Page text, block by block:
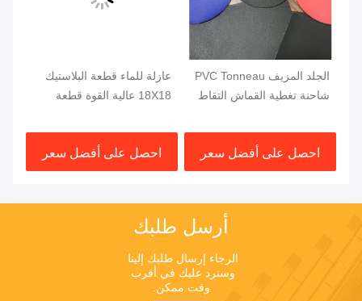
الجلد المزيف PVC Tonneau
شاحنة تغطية القماش التقاط
1000DX1000D 20X20
750G
احصل على أفضل سعر
عازلة للماء قطعة البلاستيك
18X18 عالية القوة قطعة
البلاستيك 610GSM
احصل على أفضل سعر
أرسل طلبك
وقت ممكن.